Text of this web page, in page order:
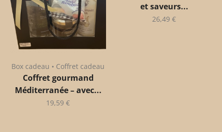
Box cadeau • Coffret cadeau
Coffret gourmand
Méditerranée – avec...
19,59 €
et saveurs...
26,49 €